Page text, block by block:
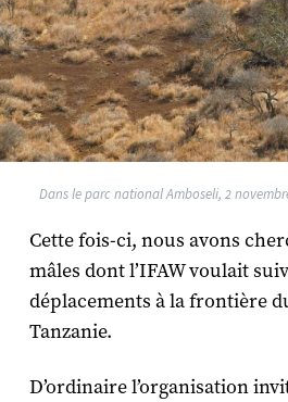
Dans le parc national Amboseli, 2
Cette fois-ci, nous avons
mâles dont l’IFAW voulait
déplacements à la frontière
Tanzanie.
D’ordinaire l’organisation